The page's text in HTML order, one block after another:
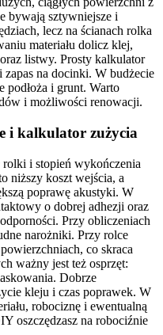
bywają sztywniejsze i
lecz na ścianach rolka
materiału dolicz klej,
listwy. Prosty kalkulator
na docinki. W budżecie
i grunt. Warto
i możliwości renowacji.
i kalkulator zużycia
i stopień wykończenia
niższy koszt wejścia, a
poprawę akustyki. W
o dobrej adhezji oraz
Przy obliczeniach
narożniki. Przy rolce
co skraca
ważny jest też osprzęt:
Dobrze
kleju i czas poprawek. W
robociznę i ewentualną
oszczędzasz na robociźnie